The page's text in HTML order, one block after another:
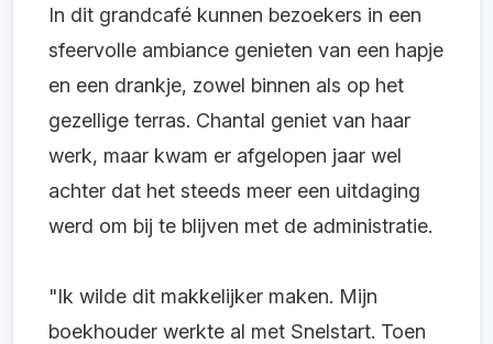
In dit grandcafé kunnen bezoekers in een
sfeervolle ambiance genieten van een hapje
en een drankje, zowel binnen als op het
gezellige terras. Chantal geniet van haar
werk, maar kwam er afgelopen jaar wel
achter dat het steeds meer een uitdaging
werd om bij te blijven met de administratie.
"Ik wilde dit makkelijker maken. Mijn
boekhouder werkte al met Snelstart. Toen